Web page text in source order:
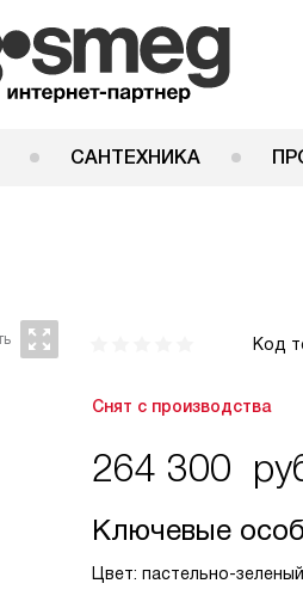
САНТЕХНИКА
Код
Снят с производства
264 300
Ключевые
Цвет: пастельно-